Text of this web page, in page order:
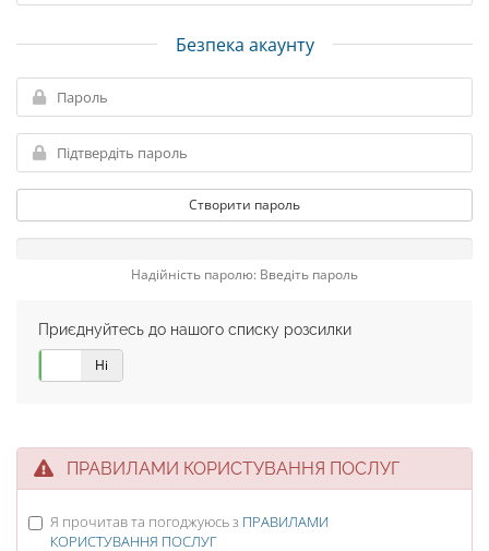
Безпека акаунту
Створити пароль
Надійність паролю: Введіть пароль
Приєднуйтесь до нашого списку розсилки
Ні
ПРАВИЛАМИ КОРИСТУВАННЯ ПОСЛУГ
Я прочитав та погоджуюсь з ПРАВИЛАМИ
КОРИСТУВАННЯ ПОСЛУГ